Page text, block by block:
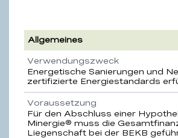
Allgemeines
Verwendungszweck
Energetische Sanierungen und
zertifizierte Energiestandards
Voraussetzung
Für den Abschluss einer
Minergie® muss die
Liegenschaft bei der BEKB